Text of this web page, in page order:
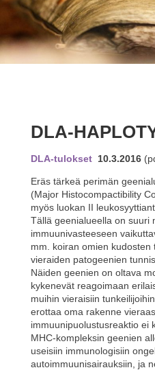
DLA-
DLA-tulokset10.3.2016
Eräs tärkeä perimän
(Major Histocompactibility
myös luokan II
Tällä geenialueella on suuri
immuunivasteeseen
mm. koiran omien kudosten
vieraiden patogeenien
Näiden geenien on oltava
kykenevät reagoimaan
muihin vieraisiin
erottaa oma rakenne
immuunipuolustusreaktio ei
MHC-kompleksin geenien
useisiin immunologisiin
autoimmuunisairauksiin, ja